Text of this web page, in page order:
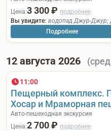
Цена:3 300 ₽ подробнее
Вы увидите: водопад Джур-Джур;
Подробнее
12 августа 2026
11:00
Пещерный комплекс.
Хосар и Мраморная
Авто-пешеходная экскурсия
Цена:2 700 ₽ подробнее